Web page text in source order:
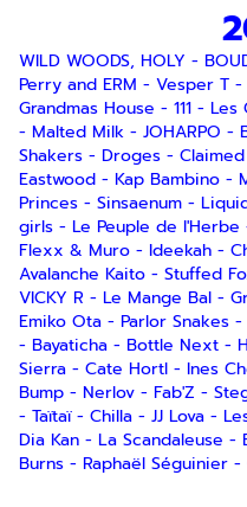
WILD WOODS, HOLY -
Perry and ERM - Vesper T -
Grandmas House - 111 - Les
- Malted Milk - JOHARPO -
Shakers - Droges -
Eastwood - Kap Bambino -
Princes - Sinsaenum -
girls - Le Peuple de l'Herbe
Flexx & Muro - Ideekah -
Avalanche Kaito - Stuffed
VICKY R - Le Mange Bal -
Emiko Ota - Parlor Snakes -
- Bayaticha - Bottle Next -
Sierra - Cate Hortl - Ines
Bump - Nerlov - Fab'Z -
- Taïtaï- Chilla - JJ Lova -
Dia Kan - La Scandaleuse -
Burns - Raphaël Séguinier -